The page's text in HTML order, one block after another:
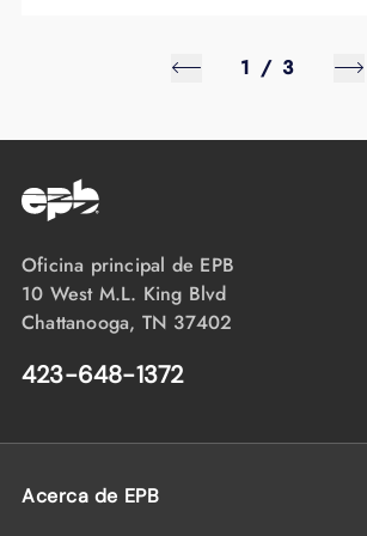
1 / 3
Oficina principal de EPB
10 West M.L. King Blvd
Chattanooga, TN 37402
423-648-1372
Acerca de EPB